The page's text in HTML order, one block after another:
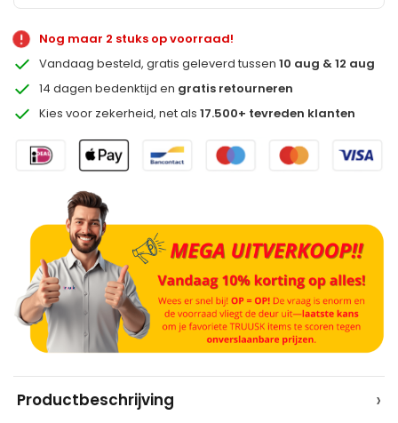
Nog maar 2 stuks op voorraad!
Vandaag besteld, gratis geleverd tussen10 aug & 12 aug
14 dagen bedenktijd en gratis retourneren
Kies voor zekerheid, net als17.500+ tevreden klanten
Productbeschrijving ›